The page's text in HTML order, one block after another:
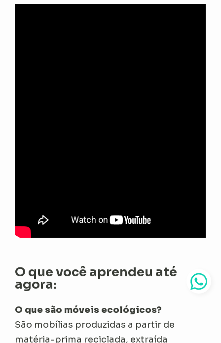
O que você aprendeu até
agora:
O que são móveis ecológicos?
São mobílias produzidas a partir de
matéria-prima reciclada, extraída